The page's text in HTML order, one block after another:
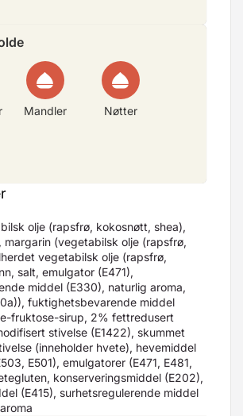
Mandler Nøtter
olje (rapsfrø, kokosnøtt, shea),
margarin (vegetabilsk olje (rapsfrø,
vegetabilsk olje (rapsfrø,
salt, emulgator (E471),
middel (E330), naturlig aroma,
fuktighetsbevarende middel
fruktose-sirup, 2% fettredusert
stivelse (E1422), skummet
(inneholder hvete), hevemiddel
E501), emulgatorer (E471, E481,
konserveringsmiddel (E202),
(E415), surhetsregulerende middel